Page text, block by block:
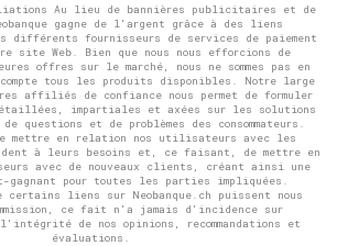
Au lieu de bannières publicitaires et de
gagne de l'argent grâce à des liens
fournisseurs de services de paiement
site Web. Bien que nous nous efforcions de
offres sur le marché, nous ne sommes pas en
compte tous les produits disponibles. Notre large
affiliés de confiance nous permet de formuler
détaillées, impartiales et axées sur les solutions
questions et de problèmes des consommateurs.
mettre en relation nos utilisateurs avec les
à leurs besoins et, ce faisant, de mettre en
avec de nouveaux clients, créant ainsi une
gagnant pour toutes les parties impliquées.
certains liens sur Neobanque.ch puissent nous
ce fait n'a jamais d'incidence sur
de nos opinions, recommandations et
évaluations.